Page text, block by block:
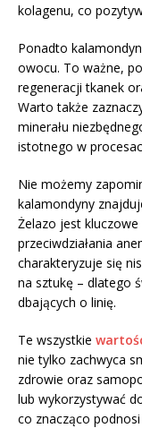
kolagenu, co
Ponadto
owocu. To ważne,
regeneracji tkanek
Warto także
minerału
istotnego w
Nie możemy
kalamondyny
Żelazo jest
przeciwdziałania
charakteryzuje się
na sztukę – dlatego
dbających o linię.
Te wszystkie
nie tylko zachwyca
zdrowie oraz
lub wykorzystywać
co znacząco